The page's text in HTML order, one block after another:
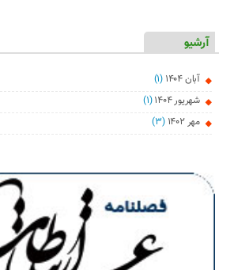
آرشیو
آبان ۱۴۰۴
(۱)
شهریور ۱۴۰۴
(۱)
مهر ۱۴۰۲
(۳)